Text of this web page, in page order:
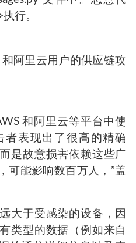
行。
和阿里云等平台中使
者表现出了很高的精确
是故意损害依赖这些广
可能影响数百万人，”盖
大于受感染的设备，因
类型的数据（例如来自